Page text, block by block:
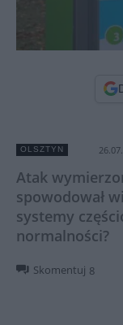
OLSZTYN
Atak
spowodował
systemy
normalności?
Skomentuj 8